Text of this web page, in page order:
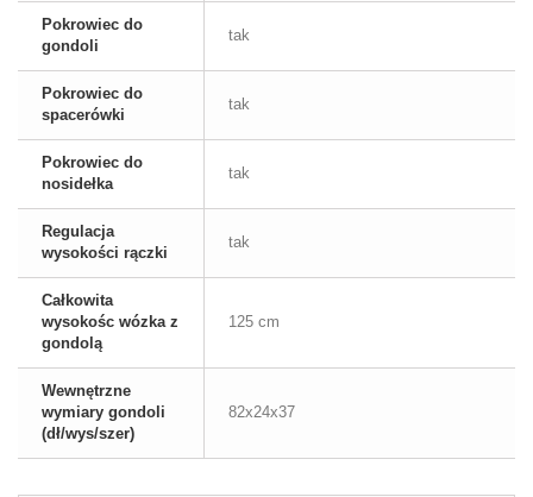
Pokrowiec do
gondoli
tak
Pokrowiec do
spacerówki
tak
Pokrowiec do
nosidełka
tak
Regulacja
wysokości rączki
tak
Całkowita
wysokośc wózka z
gondolą
125 cm
Wewnętrzne
wymiary gondoli
(dł/wys/szer)
82x24x37